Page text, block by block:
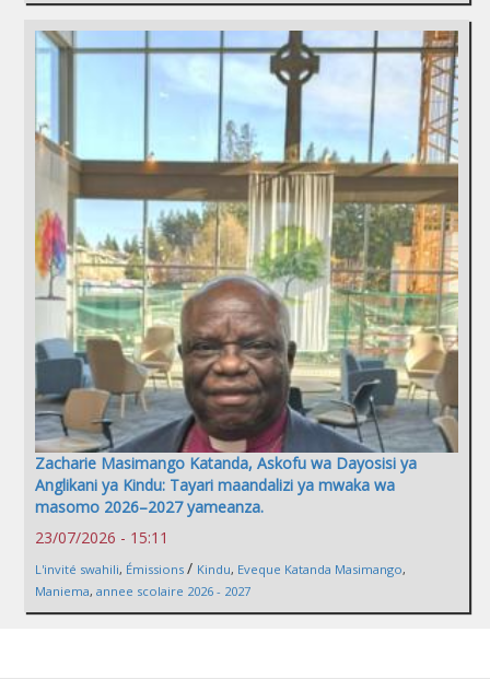
Zacharie Masimango Katanda, Askofu wa Dayosisi ya
Anglikani ya Kindu: Tayari maandalizi ya mwaka wa
masomo 2026–2027 yameanza.
23/07/2026 - 15:11
L'invité swahili, Émissions / Kindu, Eveque Katanda Masimango,
Maniema, annee scolaire 2026 - 2027